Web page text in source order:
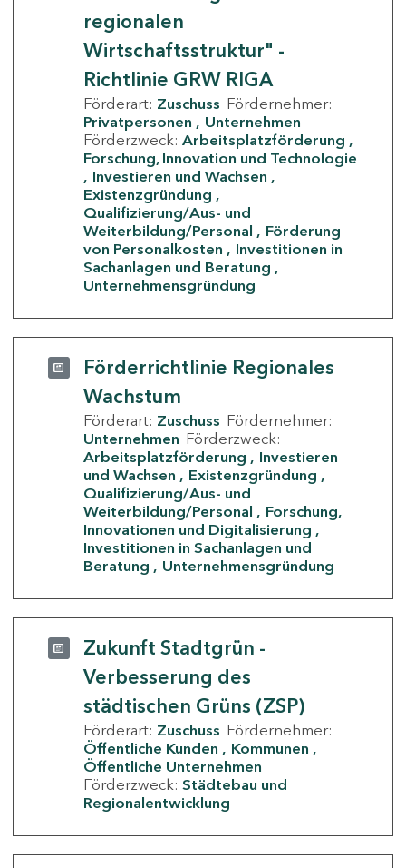
regionalen
Wirtschaftsstruktur" -
Richtlinie GRW RIGA
Förderart: Zuschuss Fördernehmer:
Privatpersonen
Unternehmen
Förderzweck: Arbeitsplatzförderung
Forschung, Innovation und Technologie
Investieren und Wachsen
Existenzgründung
Qualifizierung/Aus- und
Weiterbildung/Personal
Förderung
von Personalkosten
Investitionen in
Sachanlagen und Beratung
Unternehmensgründung
Förderrichtlinie Regionales
Wachstum
Förderart: Zuschuss Fördernehmer:
Unternehmen Förderzweck:
Arbeitsplatzförderung
Investieren
und Wachsen
Existenzgründung
Qualifizierung/Aus- und
Weiterbildung/Personal
Forschung,
Innovationen und Digitalisierung
Investitionen in Sachanlagen und
Beratung
Unternehmensgründung
Zukunft Stadtgrün -
Verbesserung des
städtischen Grüns (ZSP)
Förderart: Zuschuss Fördernehmer:
Öffentliche Kunden
Kommunen
Öffentliche Unternehmen
Förderzweck: Städtebau und
Regionalentwicklung